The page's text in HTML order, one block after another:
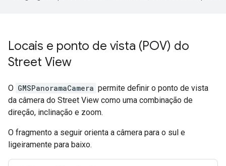
Locais e ponto de vista (POV) do
Street View
O GMSPanoramaCamera permite definir o ponto de vista
da câmera do Street View como uma combinação de
direção, inclinação e zoom.
O fragmento a seguir orienta a câmera para o sul e
ligeiramente para baixo.